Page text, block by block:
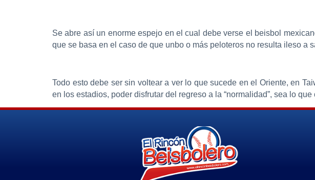
Se abre así un enorme espejo en el cual debe verse el beisbol
que se basa en el caso de que unbo o más peloteros no resulta ileso a
Todo esto debe ser sin voltear a ver lo que sucede en el Oriente, en
en los estadios, poder disfrutar del regreso a la “normalidad”, sea lo que